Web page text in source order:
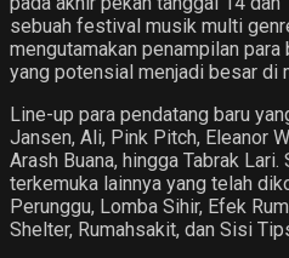
sebuah festival musik multi
mengutamakan penampilan
yang potensial menjadi besar di
Line-up para pendatang baru
Jansen, Ali, Pink Pitch, Eleanor
Arash Buana, hingga Tabrak
terkemuka lainnya yang telah
Perunggu, Lomba Sihir, Efek
Shelter, Rumahsakit, dan Sisi